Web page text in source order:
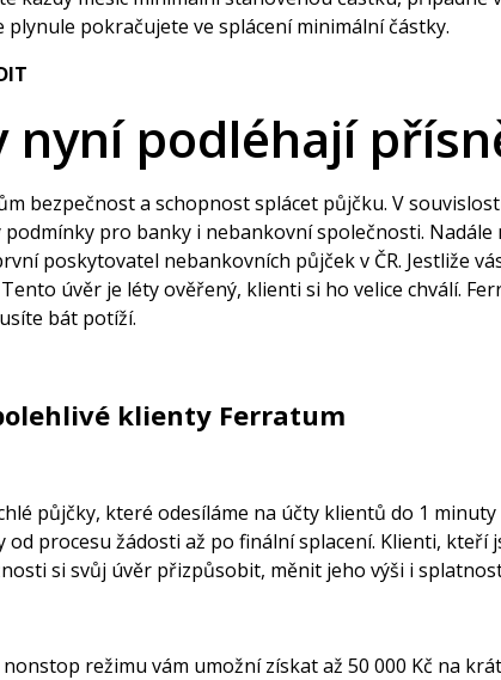
plynule pokračujete ve splácení minimální částky.
nyní podléhají
bezpečnost a schopnost splácet půjčku. V
pro banky i nebankovní společnosti.
poskytovatel nebankovních půjček v ČR. Jestliže
úvěr je léty ověřený, klienti si ho velice chválí.
bát potíží.
klienty Ferratum
půjčky, které odesíláme na účty klientů do 1
procesu žádosti až po finální splacení. Klienti,
si svůj úvěr přizpůsobit, měnit jeho výši i
režimu vám umožní získat až 50 000 Kč na